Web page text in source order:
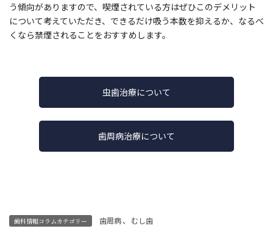
う傾向がありますので、喫煙されている方はぜひこのデメリット
について考えていただき、できるだけ吸う本数を抑えるか、なるべ
くなら禁煙されることをおすすめします。
虫歯治療について
歯周病治療について
歯科情報コラムカテゴリー 歯周病、 むし歯